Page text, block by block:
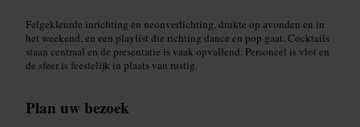
Felgekleurde inrichting en neonverlichting, drukte op avonden en in
het weekend, en een playlist die richting dance en pop gaat. Cocktails
staan centraal en de presentatie is vaak opvallend. Personeel is vlot en
de sfeer is feestelijk in plaats van rustig.
Plan uw bezoek